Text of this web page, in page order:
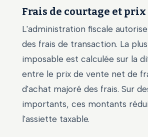
Frais de courtage et
L'administration fiscale
des frais de transaction. La
imposable est calculée sur la
entre le prix de vente net de
d'achat majoré des frais. Sur
importants, ces montants
l'assiette taxable.